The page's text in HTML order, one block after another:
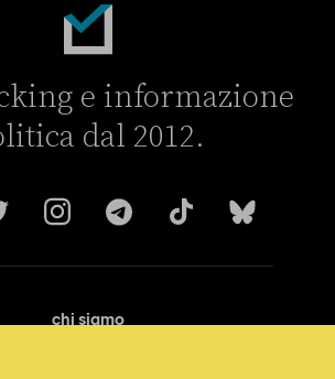
e informazione
dal 2012.
chi siamo